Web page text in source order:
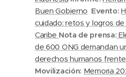
Buen Gobierno Evento:
cuidado: retos y logros de
Caribe Nota de prensa:
de 600 ONG demandan
derechos humanos
Movilización: Memoria